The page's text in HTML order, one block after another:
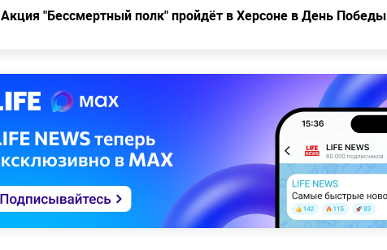
Акция "Бессмертный полк" пройдёт в Херсоне в День Победы